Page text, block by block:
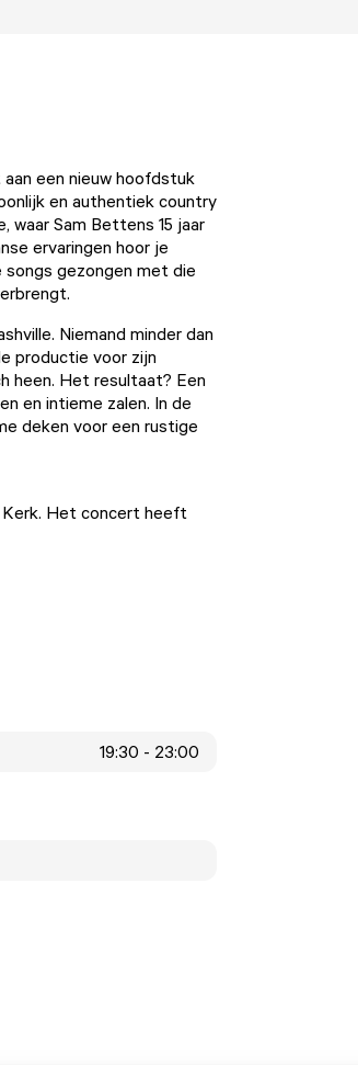
een nieuw hoofdstuk
en authentiek country
waar Sam Bettens 15 jaar
ervaringen hoor je
gezongen met die
Niemand minder dan
productie voor zijn
heen. Het resultaat? Een
en intieme zalen. In de
deken voor een rustige
Kerk. Het concert heeft
19:30 - 23:00